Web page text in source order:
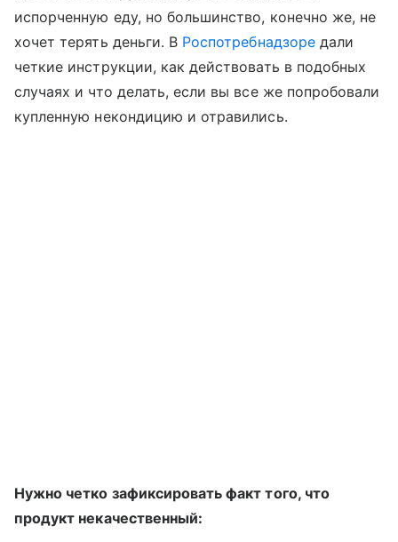
испорченную еду, но большинство, конечно же, не
хочет терять деньги. В Роспотребнадзоредали
четкие инструкции, как действовать в подобных
случаях и что делать, если вы все же попробовали
купленную некондицию и отравились.
Нужно четко зафиксировать факт того, что
продукт некачественный: